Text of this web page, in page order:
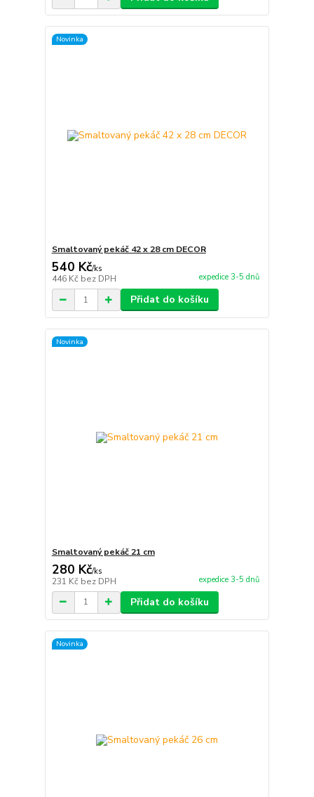
Novinka
Smaltovaný pekáč 42 x 28 cm DECOR
540 Kč/ks
446 Kč bez DPH expedice 3-5 dnů
Přidat do košíku
Novinka
Smaltovaný pekáč 21 cm
280 Kč/ks
231 Kč bez DPH expedice 3-5 dnů
Přidat do košíku
Novinka